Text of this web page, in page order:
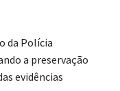
da Polícia
a preservação
evidências